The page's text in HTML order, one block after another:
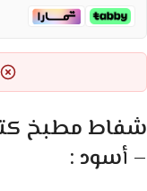
– أسود :